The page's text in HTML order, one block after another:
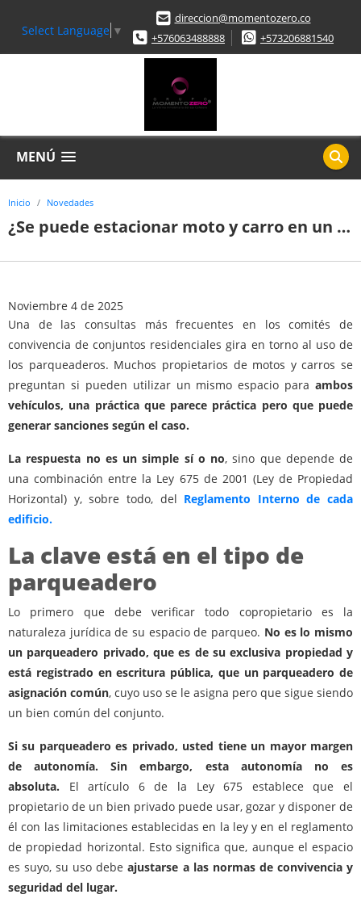
Select Language ▼
direccion@momentozero.co
+576063488888
+573206881540
MENÚ
Inicio Novedades
¿Se puede estacionar moto y carro en un solo parqueadero de edificio? Ley Propiedad Horizontal aclara
Noviembre 4 de 2025
Una de las consultas más frecuentes en los comités de
convivencia de conjuntos residenciales gira en torno al uso de
los parqueaderos. Muchos propietarios de motos y carros se
preguntan si pueden utilizar un mismo espacio para ambos
vehículos, una práctica que parece práctica pero que puede
generar sanciones según el caso.
La respuesta no es un simple sí o no, sino que depende de
una combinación entre la Ley 675 de 2001 (Ley de Propiedad
Horizontal) y, sobre todo, del Reglamento Interno de cada
edificio.
La clave está en el tipo de
parqueadero
Lo primero que debe verificar todo copropietario es la
naturaleza jurídica de su espacio de parqueo. No es lo mismo
un parqueadero privado, que es de su exclusiva propiedad y
está registrado en escritura pública, que un parqueadero de
asignación común, cuyo uso se le asigna pero que sigue siendo
un bien común del conjunto.
Si su parqueadero es privado, usted tiene un mayor margen
de autonomía. Sin embargo, esta autonomía no es
absoluta. El artículo 6 de la Ley 675 establece que el
propietario de un bien privado puede usar, gozar y disponer de
él con las limitaciones establecidas en la ley y en el reglamento
de propiedad horizontal. Esto significa que, aunque el espacio
es suyo, su uso debeajustarse a las normas de convivencia y
seguridad del lugar.